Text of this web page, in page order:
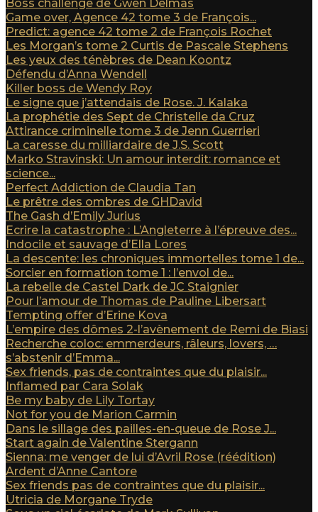
Boss challenge de Gwen Delmas
Game over, Agence 42 tome 3 de François...
Predict: agence 42 tome 2 de François Rochet
Les Morgan’s tome 2 Curtis de Pascale Stephens
Les yeux des ténèbres de Dean Koontz
Défendu d’Anna Wendell
Killer boss de Wendy Roy
Le signe que j’attendais de Rose. J. Kalaka
La prophétie des Sept de Christelle da Cruz
Attirance criminelle tome 3 de Jenn Guerrieri
La caresse du milliardaire de J.S. Scott
Marko Stravinski: Un amour interdit: romance et
science...
Perfect Addiction de Claudia Tan
Le prêtre des ombres de GHDavid
The Gash d’Emily Jurius
Ecrire la catastrophe : L’Angleterre à l’épreuve des...
Indocile et sauvage d’Ella Lores
La descente: les chroniques immortelles tome 1 de...
Sorcier en formation tome 1 : l’envol de...
La rebelle de Castel Dark de JC Staignier
Pour l’amour de Thomas de Pauline Libersart
Tempting offer d’Erine Kova
L’empire des dômes 2-l’avènement de Remi de Biasi
Recherche coloc: emmerdeurs, râleurs, lovers, …
s’abstenir d’Emma...
Sex friends, pas de contraintes que du plaisir...
Inflamed par Cara Solak
Be my baby de Lily Tortay
Not for you de Marion Carmin
Dans le sillage des pailles-en-queue de Rose J...
Start again de Valentine Stergann
Sienna: me venger de lui d’Avril Rose (réédition)
Ardent d’Anne Cantore
Sex friends pas de contraintes que du plaisir...
Utricia de Morgane Tryde